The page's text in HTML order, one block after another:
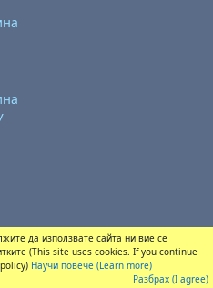
да използвате сайта ни вие се
(This site uses cookies. If you continue
Научи повече (Learn more)
Разбрах (I agree)